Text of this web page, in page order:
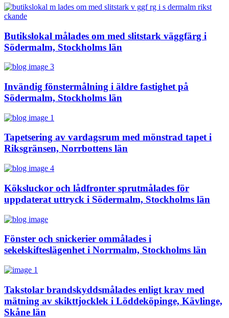
Butikslokal målades om med slitstark väggfärg i
Södermalm, Stockholms län
Invändig fönstermålning i äldre fastighet på
Södermalm, Stockholms län
Tapetsering av vardagsrum med mönstrad tapet i
Riksgränsen, Norrbottens län
Köksluckor och lådfronter sprutmålades för
uppdaterat uttryck i Södermalm, Stockholms län
Fönster och snickerier ommålades i
sekelskifteslägenhet i Norrmalm, Stockholms län
Takstolar brandskyddsmålades enligt krav med
mätning av skikttjocklek i Löddeköpinge, Kävlinge,
Skåne län